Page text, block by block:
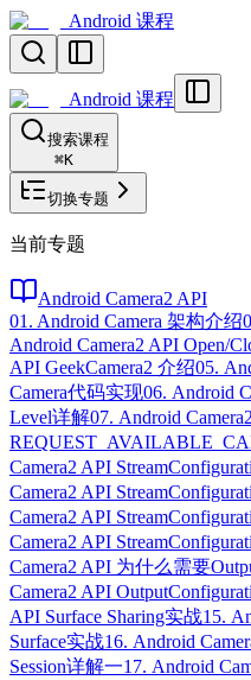
Android 课程
Android 课程
搜索课程
⌘K
切换专题
当前专题
Android Camera2 API
01. Android Camera 架构介绍
Android Camera2 API Open/
API GeekCamera2 介绍05.
Camera代码实现06. Android
Level详解07. Android
Camera2 API
Camera2 API
Camera2 API
Camera2 API
Camera2 API 为什么需要
Camera2 API
API Surface Sharing实战15.
Surface实战16. Android
Session详解一17. Android